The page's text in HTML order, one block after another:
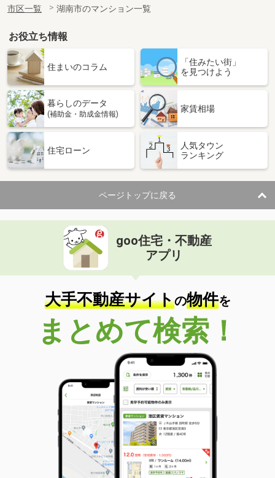
市区一覧
湖南市のマンション一覧
お役立ち情報
住まいのコラム
「住みたい街」
を見つけよう
暮らしのデータ
(補助金・助成金情報)
家賃相場
住宅ローン
人気タウン
ランキング
ページトップに戻る
goo住宅・不動産
アプリ
大手不動産サイトの物件を
まとめて検索！